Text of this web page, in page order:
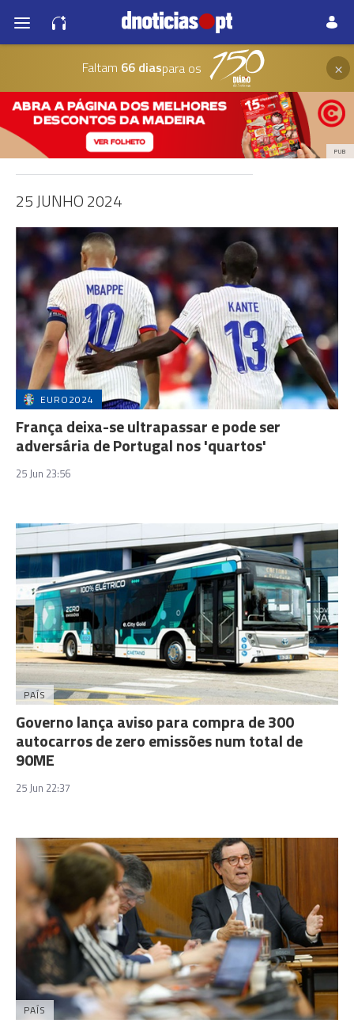
Faltam 66 diaspara os ×
PUB
25 JUNHO 2024
EURO2024
França deixa-se ultrapassar e pode ser
adversária de Portugal nos 'quartos'
25 Jun 23:56
PAÍS
Governo lança aviso para compra de 300
autocarros de zero emissões num total de
90ME
25 Jun 22:37
PAÍS